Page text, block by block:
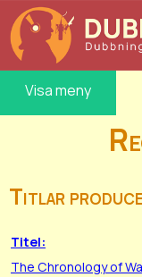
Visa meny
Titlar
Titel:
The Chronology of